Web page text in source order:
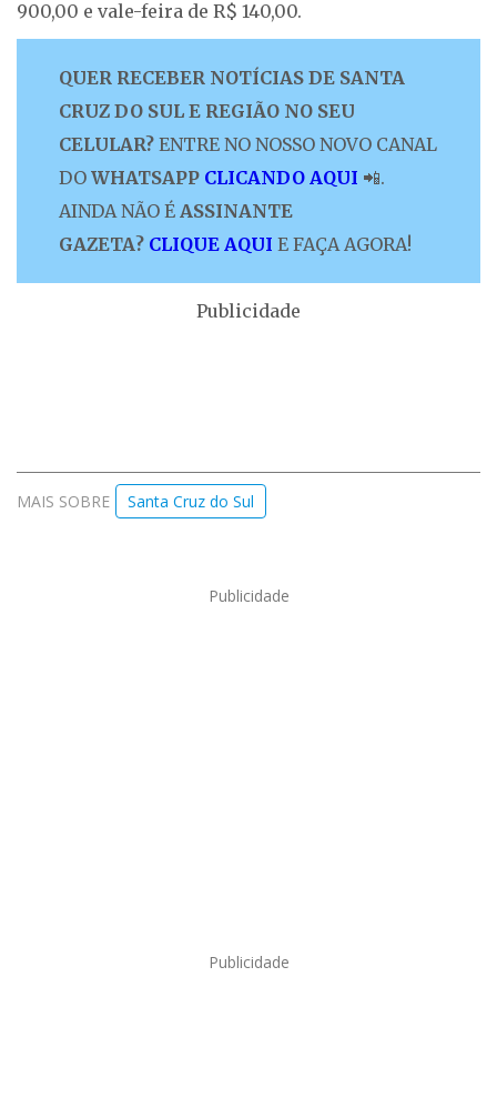
900,00 e vale-feira de R$ 140,00.
QUER RECEBER NOTÍCIAS DE SANTA
CRUZ DO SUL E REGIÃO NO SEU
CELULAR? ENTRE NO NOSSO NOVO CANAL
DO WHATSAPP CLICANDO AQUI 📲.
AINDA NÃO É ASSINANTE
GAZETA? CLIQUE AQUI E FAÇA AGORA!
Publicidade
MAIS SOBRE Santa Cruz do Sul
Publicidade
Publicidade